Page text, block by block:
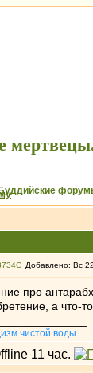
Буддийские
Добавлено: Вс
про
а что-
чистой воды